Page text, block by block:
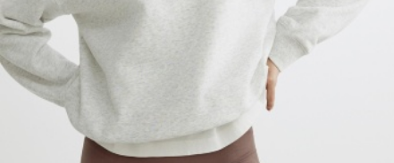
ОДЕЖДА
АКСЕССУАРЫ
ОБУВЬ
ПРИМЕРИТЬ ОНЛАЙН
SELA × ЧЕБУРАШКА
SELA.PREMIUM